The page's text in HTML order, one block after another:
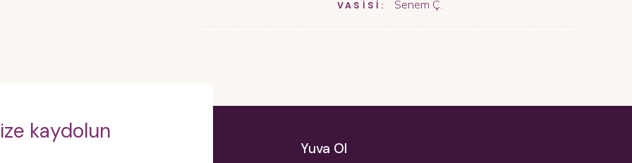
VASİSİ: Senem Ç.
kaydolun
Yuva Ol